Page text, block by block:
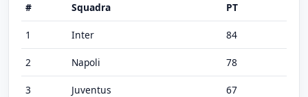
# Squadra PT
1 Inter 84
2 Napoli 78
3 Juventus 67